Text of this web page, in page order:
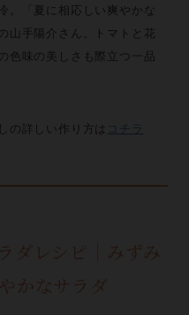
。「夏に相応しい爽やかな
山手陽介さん。トマトと花
色味の美しさも際立つ一品
の詳しい作り方は コチラ
ダレシピ｜みずみ
かなサラダ